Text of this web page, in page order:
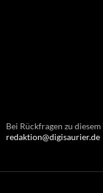
Bei Rückfragen zu
redaktion@digisaurier.de